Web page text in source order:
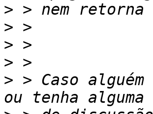
>
>
>
>
> > Caso